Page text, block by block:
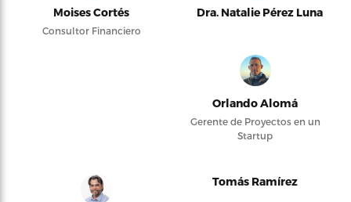
Moises Cortés
Consultor Financiero
Dra. Natalie Pérez Luna
Orlando Alomá
Gerente de Proyectos en un
Startup
Tomás Ramírez